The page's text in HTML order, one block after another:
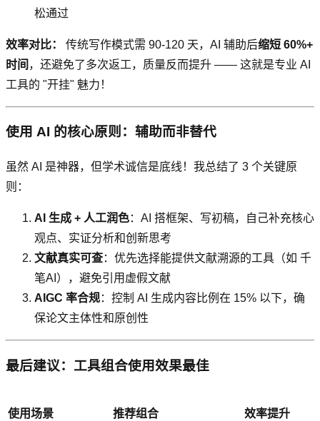
松通过
效率对比： 传统写作模式需 90-120 天，AI 辅助后缩短 60%+
时间 ，还避免了多次返工，质量反而提升 —— 这就是专业 AI
工具的 "开挂" 魅力！
使用 AI 的核心原则：辅助而非替代
虽然 AI 是神器，但学术诚信是底线！我总结了 3 个关键原
则：
AI 生成 + 人工润色：AI 搭框架、写初稿，自己补充核心
观点、实证分析和创新思考
文献真实可查：优先选择能提供文献溯源的工具（如 千
笔AI），避免引用虚假文献
AIGC 率合规：控制 AI 生成内容比例在 15% 以下，确
保论文主体性和原创性
最后建议：工具组合使用效果最佳
使用场景 推荐组合 效率提升